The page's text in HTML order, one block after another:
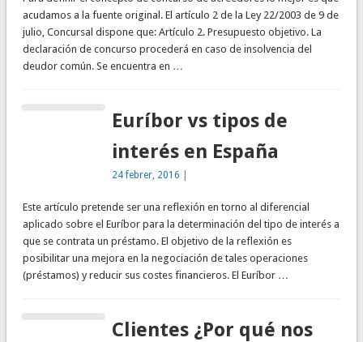
acudamos a la fuente original. El artículo 2 de la Ley 22/2003 de 9 de
julio, Concursal dispone que: Artículo 2. Presupuesto objetivo. La
declaración de concurso procederá en caso de insolvencia del
deudor común. Se encuentra en …
Euríbor vs tipos de
interés en España
24 febrer, 2016
Este artículo pretende ser una reflexión en torno al diferencial
aplicado sobre el Euríbor para la determinación del tipo de interés a
que se contrata un préstamo. El objetivo de la reflexión es
posibilitar una mejora en la negociación de tales operaciones
(préstamos) y reducir sus costes financieros. El Euríbor …
Clientes ¿Por qué nos